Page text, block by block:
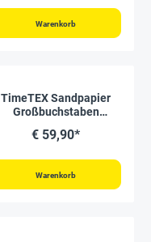
Warenkorb
TimeTEX Sandpapier
Großbuchstaben
€ 59,90*
Warenkorb